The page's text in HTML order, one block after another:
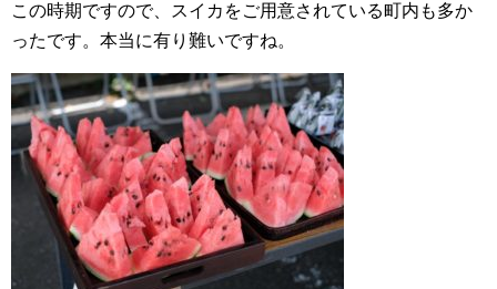
この時期ですので、スイカをご用意されている町内も多か
ったです。本当に有り難いですね。